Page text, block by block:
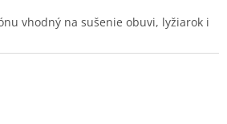
vhodný na sušenie obuvi, lyžiarok i